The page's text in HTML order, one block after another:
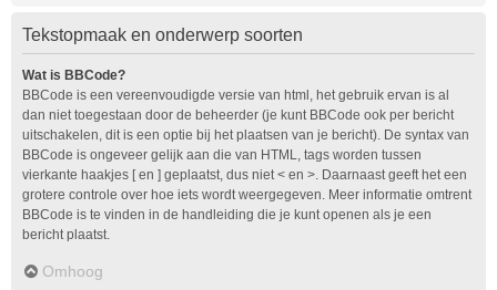
Tekstopmaak en onderwerp soorten
Wat is BBCode?
BBCode is een vereenvoudigde versie van html, het gebruik ervan is al
dan niet toegestaan door de beheerder (je kunt BBCode ook per bericht
uitschakelen, dit is een optie bij het plaatsen van je bericht). De syntax van
BBCode is ongeveer gelijk aan die van HTML, tags worden tussen
vierkante haakjes [ en ] geplaatst, dus niet < en >. Daarnaast geeft het een
grotere controle over hoe iets wordt weergegeven. Meer informatie omtrent
BBCode is te vinden in de handleiding die je kunt openen als je een
bericht plaatst.
Omhoog